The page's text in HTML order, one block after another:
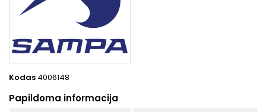
Kodas 4006148
Papildoma informacija